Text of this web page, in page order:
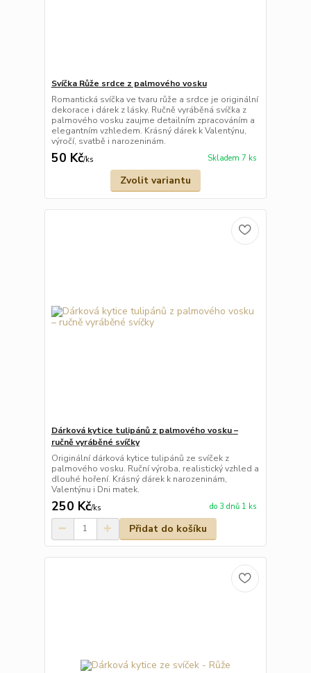
Svíčka Růže srdce z palmového vosku
Romantická svíčka ve tvaru růže a srdce je originální
dekorace i dárek z lásky. Ručně vyráběná svíčka z
palmového vosku zaujme detailním zpracováním a
elegantním vzhledem. Krásný dárek k Valentýnu,
výročí, svatbě i narozeninám.
50 Kč/ks Skladem 7 ks
Zvolit variantu
Dárková kytice tulipánů z palmového vosku –
ručně vyráběné svíčky
Originální dárková kytice tulipánů ze svíček z
palmového vosku. Ruční výroba, realistický vzhled a
dlouhé hoření. Krásný dárek k narozeninám,
Valentýnu i Dni matek.
250 Kč/ks do 3 dnů 1 ks
Přidat do košíku